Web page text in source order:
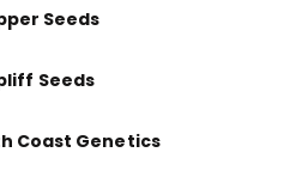
Seeds
Seeds
Coast Genetics